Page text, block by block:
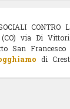
San Francesco
di